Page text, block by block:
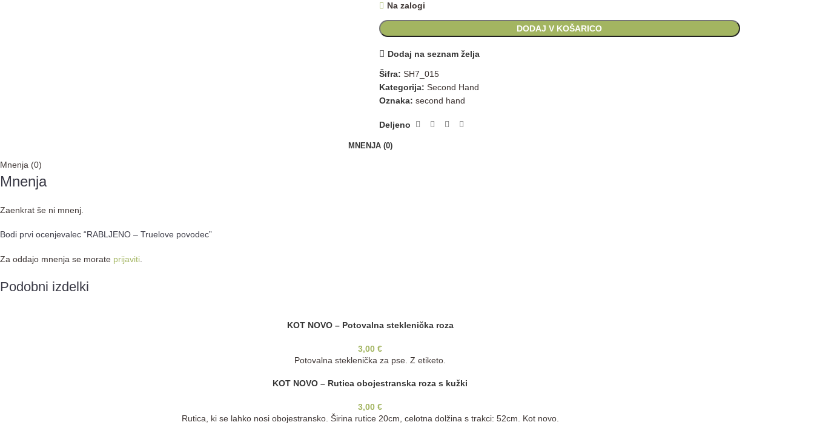
Na zalogi
DODAJ V KOŠARICO
Dodaj na seznam želja
Šifra: SH7_015
Kategorija: Second Hand
Oznaka: second hand
Deljeno
MNENJA (0)
Mnenja (0)
Mnenja
Zaenkrat še ni mnenj.
Bodi prvi ocenjevalec “RABLJENO – Truelove povodec”
Za oddajo mnenja se morate prijaviti
Podobni izdelki
KOT NOVO – Potovalna steklenička roza
3,00 €
Potovalna steklenička za pse. Z etiketo.
KOT NOVO – Rutica obojestranska roza s kužki
3,00 €
Rutica, ki se lahko nosi obojestransko. Širina rutice 20cm, celotna dolžina s trakci: 52cm. Kot novo.